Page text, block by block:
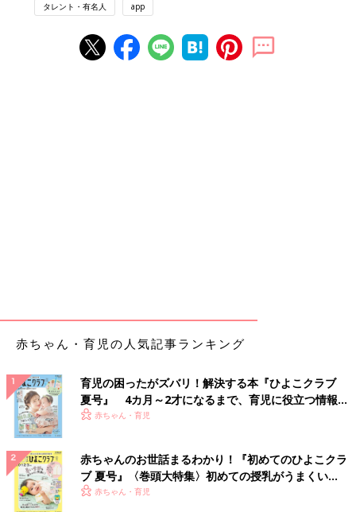
タレント・有名人 app
赤ちゃん・育児の人気記事ランキング
育児の困ったがズバリ！解決する本『ひよこクラブ
夏号』 4カ月～2才になるまで、育児に役立つ情報が
いっぱい！
赤ちゃん・育児
赤ちゃんのお世話まるわかり！『初めてのひよこクラ
ブ 夏号』〈巻頭大特集〉初めての授乳がうまくい
く！ おっぱい・ミルクの基本と夏のトラブル 解決テ
赤ちゃん・育児